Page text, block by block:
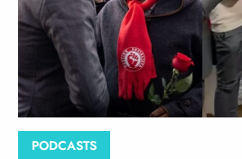
PODCASTS